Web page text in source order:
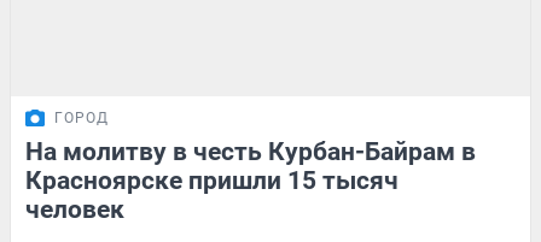
ГОРОД
На молитву в честь Курбан-Байрам в
Красноярске пришли 15 тысяч
человек